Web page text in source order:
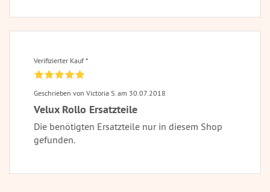
Verifizierter Kauf *
Geschrieben von Victoria S. am 30.07.2018
Velux Rollo Ersatzteile
Die benötigten Ersatzteile nur in diesem Shop
gefunden.